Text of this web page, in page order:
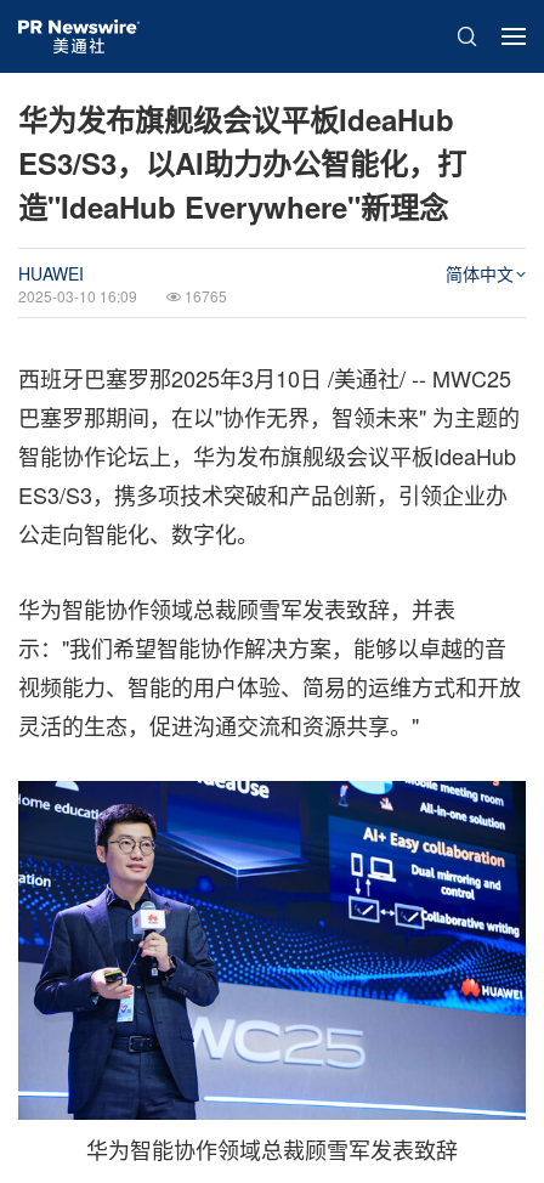
华为发布旗舰级会议平板IdeaHub
ES3/S3，以AI助力办公智能化，打
造"IdeaHub Everywhere"新理念
HUAWEI
2025-03-10 16:09 16765
简体中文
西班牙巴塞罗那2025年3月10日 /美通社/ -- MWC25
巴塞罗那期间，在以"协作无界，智领未来" 为主题的
智能协作论坛上，华为发布旗舰级会议平板IdeaHub
ES3/S3，携多项技术突破和产品创新，引领企业办
公走向智能化、数字化。
华为智能协作领域总裁顾雪军发表致辞，并表
示："我们希望智能协作解决方案，能够以卓越的音
视频能力、智能的用户体验、简易的运维方式和开放
灵活的生态，促进沟通交流和资源共享。"
华为智能协作领域总裁顾雪军发表致辞